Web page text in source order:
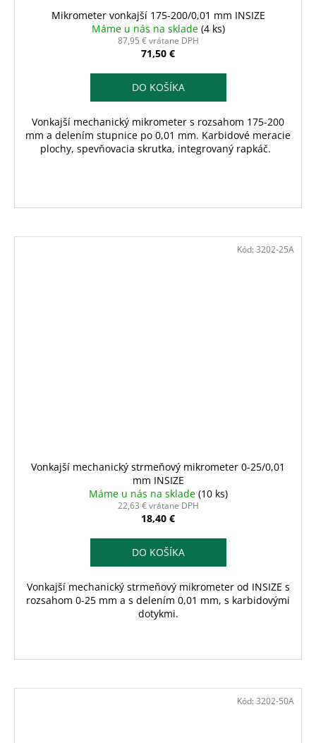
Mikrometer vonkajší 175-200/0,01 mm INSIZE
Máme u nás na sklade (4 ks)
87,95 € vrátane DPH
71,50 €
DO KOŠÍKA
Vonkajší mechanický mikrometer s rozsahom 175-200
mm a delením stupnice po 0,01 mm. Karbidové meracie
plochy, spevňovacia skrutka, integrovaný rapkáč.
Vonkajší mechanický strmeňový mikrometer 0-25/0,01
mm INSIZE
Máme u nás na sklade (10 ks)
22,63 € vrátane DPH
18,40 €
DO KOŠÍKA
Vonkajší mechanický strmeňový mikrometer od INSIZE s
rozsahom 0-25 mm a s delením 0,01 mm, s karbidovými
dotykmi.
Kód: 3202-25A
Kód: 3202-50A